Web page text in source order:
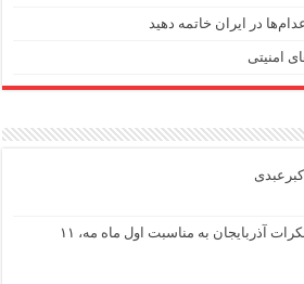
در ایران خاتمه دهید
امنیتی
اعلامیه هیات سیاسی فرقه دمکرات آذربایجان به مناسبت اول ماه مه، ۱۱